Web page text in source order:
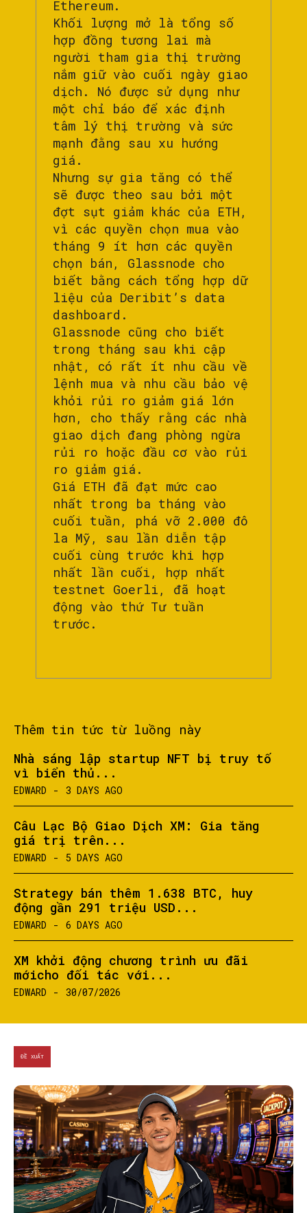
Ethereum.
Khối lượng mở là tổng số
hợp đồng tương lai mà
người tham gia thị trường
nắm giữ vào cuối ngày giao
dịch. Nó được sử dụng như
một chỉ báo để xác định
tâm lý thị trường và sức
mạnh đằng sau xu hướng
giá.
Nhưng sự gia tăng có thể
sẽ được theo sau bởi một
đợt sụt giảm khác của ETH,
vì các quyền chọn mua vào
tháng 9 ít hơn các quyền
chọn bán, Glassnode cho
biết bằng cách tổng hợp dữ
liệu của Deribit’s data
dashboard.
Glassnode cũng cho biết
trong tháng sau khi cập
nhật, có rất ít nhu cầu về
lệnh mua và nhu cầu bảo vệ
khỏi rủi ro giảm giá lớn
hơn, cho thấy rằng các nhà
giao dịch đang phòng ngừa
rủi ro hoặc đầu cơ vào rủi
ro giảm giá.
Giá ETH đã đạt mức cao
nhất trong ba tháng vào
cuối tuần, phá vỡ 2.000 đô
la Mỹ, sau lần diễn tập
cuối cùng trước khi hợp
nhất lần cuối, hợp nhất
testnet Goerli, đã hoạt
động vào thứ Tư tuần
trước.
Thêm tin tức từ luồng này
Nhà sáng lập startup NFT bị truy tố
vì biển thủ...
EDWARD - 3 DAYS AGO
Câu Lạc Bộ Giao Dịch XM: Gia tăng
giá trị trên...
EDWARD - 5 DAYS AGO
Strategy bán thêm 1.638 BTC, huy
động gần 291 triệu USD...
EDWARD - 6 DAYS AGO
XM khởi động chương trình ưu đãi
mớicho đối tác với...
EDWARD - 30/07/2026
ĐỀ XUẤT